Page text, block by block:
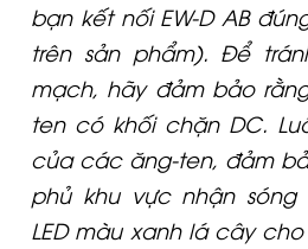
bạn kết nối EW-D AB
trên sản phẩm). Để
mạch, hãy đảm bảo
ten có khối chặn DC.
của các ăng-ten, đảm
phủ khu vực nhận
LED màu xanh lá cây cho